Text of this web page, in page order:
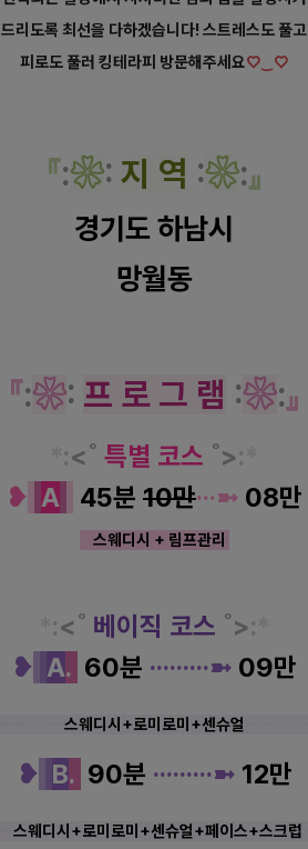
드리도록 최선을 다하겠습니다! 스트레스도 풀고
피로도 풀러 킹테라피 방문해주세요♡‿♡
『:❀: 지 역 :❀:』
경기도 하남시
망월동
『:❀: 프 로 그 램 :❀:』
:<˚ 특별 코스 ˚>:
❥ A 45분 10만···➼ 08만
스웨디시 + 림프관리
:<˚ 베이직 코스 ˚>:
❥ A. 60분 ·········➼ 09만
스웨디시 +로미로미+센슈얼
❥ B. 90분 ·········➼ 12만
스웨디시 +로미로미+센슈얼+페이스+스크럽